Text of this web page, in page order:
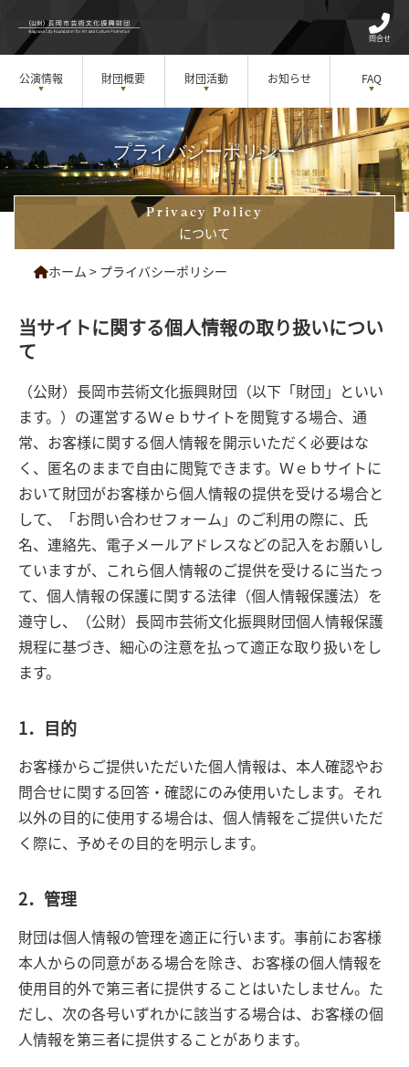
問合せ
公演情報 財団概要 財団活動 お知らせ FAQ
プライバシーポリシー
Privacy Policy
について
ホーム > プライバシーポリシー
当サイトに関する個人情報の取り扱いについ
て
（公財）長岡市芸術文化振興財団（以下「財団」といい
ます。）の運営するＷｅｂサイトを閲覧する場合、通
常、お客様に関する個人情報を開示いただく必要はな
く、匿名のままで自由に閲覧できます。Ｗｅｂサイトに
おいて財団がお客様から個人情報の提供を受ける場合と
して、「お問い合わせフォーム」のご利用の際に、氏
名、連絡先、電子メールアドレスなどの記入をお願いし
ていますが、これら個人情報のご提供を受けるに当たっ
て、個人情報の保護に関する法律（個人情報保護法）を
遵守し、（公財）長岡市芸術文化振興財団個人情報保護
規程に基づき、細心の注意を払って適正な取り扱いをし
ます。
1．目的
お客様からご提供いただいた個人情報は、本人確認やお
問合せに関する回答・確認にのみ使用いたします。それ
以外の目的に使用する場合は、個人情報をご提供いただ
く際に、予めその目的を明示します。
2．管理
財団は個人情報の管理を適正に行います。事前にお客様
本人からの同意がある場合を除き、お客様の個人情報を
使用目的外で第三者に提供することはいたしません。た
だし、次の各号いずれかに該当する場合は、お客様の個
人情報を第三者に提供することがあります。